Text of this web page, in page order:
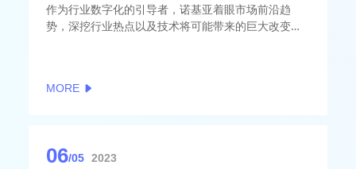
作为行业数字化的引导者，诺基亚着眼市场前沿趋
势，深挖行业热点以及技术将可能带来的巨大改变，
MORE
06/05 2023